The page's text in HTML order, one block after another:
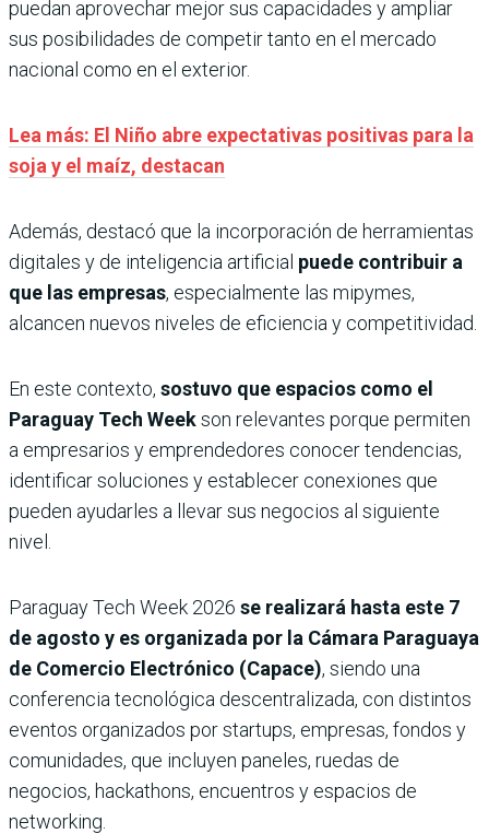
puedan aprovechar mejor sus capacidades y ampliar
sus posibilidades de competir tanto en el mercado
nacional como en el exterior.
Lea más: El Niño abre expectativas positivas para la
soja y el maíz, destacan
Además, destacó que la incorporación de herramientas
digitales y de inteligencia artificial puede contribuir a
que las empresas, especialmente las mipymes,
alcancen nuevos niveles de eficiencia y competitividad.
En este contexto, sostuvo que espacios como el
Paraguay Tech Weekson relevantes porque permiten
a empresarios y emprendedores conocer tendencias,
identificar soluciones y establecer conexiones que
pueden ayudarles a llevar sus negocios al siguiente
nivel.
Paraguay Tech Week 2026 se realizará hasta este 7
de agosto y es organizada por la Cámara Paraguaya
de Comercio Electrónico (Capace), siendo una
conferencia tecnológica descentralizada, con distintos
eventos organizados por startups, empresas, fondos y
comunidades, que incluyen paneles, ruedas de
negocios, hackathons, encuentros y espacios de
networking.